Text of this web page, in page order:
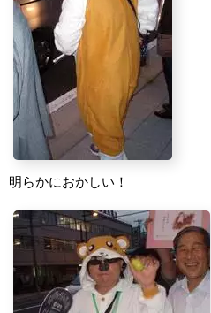
明らかにおかしい！